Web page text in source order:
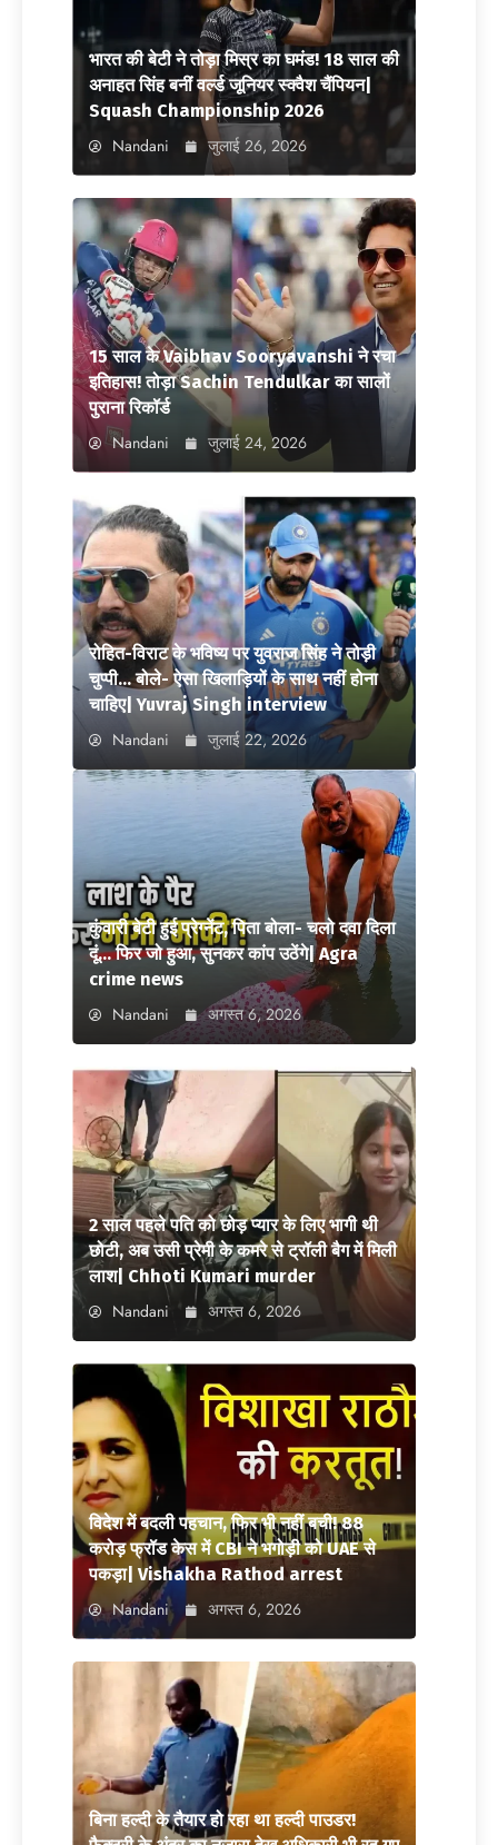
भारत की बेटी ने तोड़ा मिस्र का घमंड! 18 साल की
अनाहत सिंह बनीं वर्ल्ड जूनियर स्क्वैश चैंपियन|
Squash Championship 2026
Nandani जुलाई 26, 2026
15 साल के Vaibhav Sooryavanshi ने रचा
इतिहास! तोड़ा Sachin Tendulkar का सालों
पुराना रिकॉर्ड
Nandani जुलाई 24, 2026
रोहित-विराट के भविष्य पर युवराज सिंह ने तोड़ी
चुप्पी… बोले- ऐसा खिलाड़ियों के साथ नहीं होना
चाहिए| Yuvraj Singh interview
Nandani जुलाई 22, 2026
कुंवारी बेटी हुई प्रेग्नेंट, पिता बोला- चलो दवा दिला
दूं… फिर जो हुआ, सुनकर कांप उठेंगे| Agra
crime news
Nandani अगस्त 6, 2026
2 साल पहले पति को छोड़ प्यार के लिए भागी थी
छोटी, अब उसी प्रेमी के कमरे से ट्रॉली बैग में मिली
लाश| Chhoti Kumari murder
Nandani अगस्त 6, 2026
विदेश में बदली पहचान, फिर भी नहीं बची! 88
करोड़ फ्रॉड केस में CBI ने भगोड़ी को UAE से
पकड़ा| Vishakha Rathod arrest
Nandani अगस्त 6, 2026
बिना हल्दी के तैयार हो रहा था हल्दी पाउडर!